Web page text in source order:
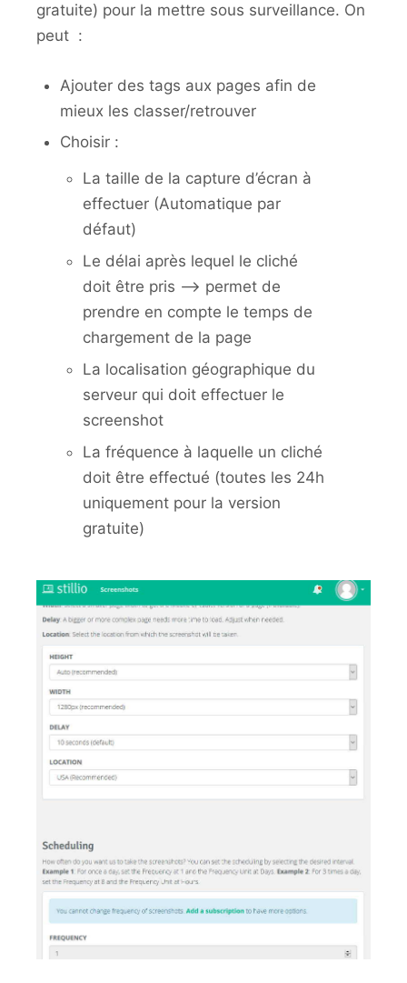
gratuite) pour la mettre sous surveillance. On
peut :
Ajouter des tags aux pages afin de
mieux les classer/retrouver
Choisir :
La taille de la capture d’écran à
effectuer (Automatique par
défaut)
Le délai après lequel le cliché
doit être pris –> permet de
prendre en compte le temps de
chargement de la page
La localisation géographique du
serveur qui doit effectuer le
screenshot
La fréquence à laquelle un cliché
doit être effectué (toutes les 24h
uniquement pour la version
gratuite)